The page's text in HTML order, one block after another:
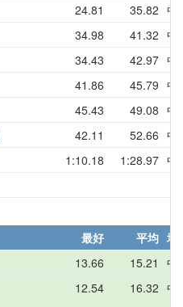
24.81 35.82 中
34.98 41.32 中
34.43 42.97 中
41.86 45.79 中
45.43 49.08 中
42.11 52.66 中
1:10.18 1:28.97 中
最好 平均 地
13.66 15.21
中
12.54 16.32 中